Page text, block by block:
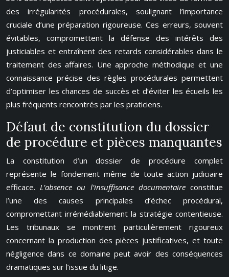
des irrégularités procédurales, soulignant l’importance
cruciale d’une préparation rigoureuse. Ces erreurs, souvent
évitables, compromettent la défense des intérêts des
justiciables et entraînent des retards considérables dans le
traitement des affaires. Une approche méthodique et une
connaissance précise des règles procédurales permettent
d’optimiser les chances de succès et d’éviter les écueils les
plus fréquents rencontrés par les praticiens.
Défaut de constitution du dossier
de procédure et pièces manquantes
La constitution d’un dossier de procédure complet
représente le fondement même de toute action judiciaire
efficace.L’absence ou l’insuffisance documentaireconstitue
l’une des causes principales d’échec procédural,
compromettant irrémédiablement la stratégie contentieuse.
Les tribunaux se montrent particulièrement rigoureux
concernant la production des pièces justificatives, et toute
négligence dans ce domaine peut avoir des conséquences
dramatiques sur l’issue du litige.